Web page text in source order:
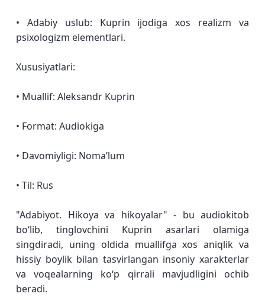
• Adabiy uslub: Kuprin ijodiga xos realizm va
psixologizm elementlari.
Xususiyatlari:
• Muallif: Aleksandr Kuprin
• Format: Audiokiga
• Davomiyligi: Noma’lum
• Til: Rus
"Adabiyot. Hikoya va hikoyalar" - bu audiokitob
boʻlib, tinglovchini Kuprin asarlari olamiga
singdiradi, uning oldida muallifga xos aniqlik va
hissiy boylik bilan tasvirlangan insoniy xarakterlar
va voqealarning koʻp qirrali mavjudligini ochib
beradi.